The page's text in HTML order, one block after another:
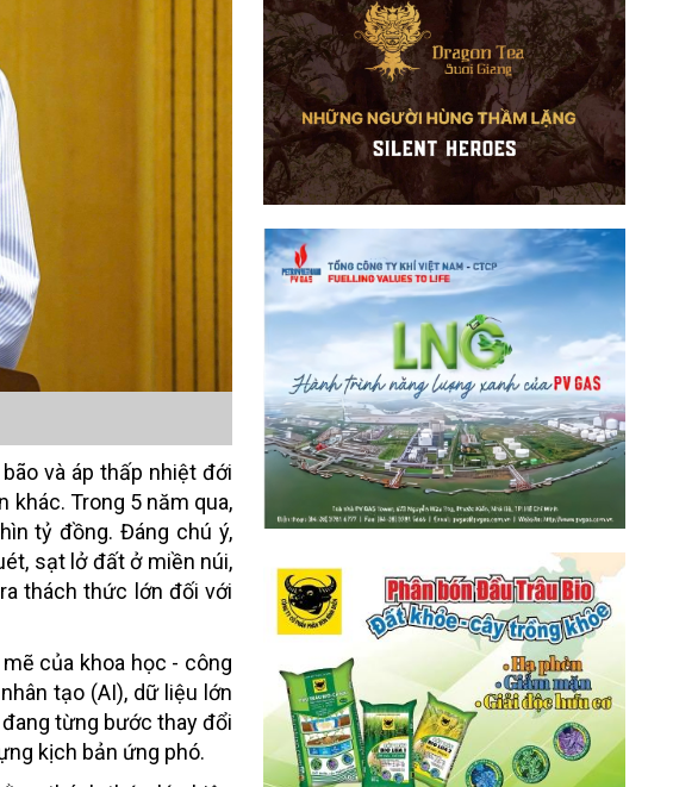
và áp thấp nhiệt đới
khác. Trong 5 năm qua,
tỷ đồng. Đáng chú ý,
sạt lở đất ở miền núi,
thách thức lớn đối với
của khoa học - công
tạo (AI), dữ liệu lớn
từng bước thay đổi
kịch bản ứng phó.